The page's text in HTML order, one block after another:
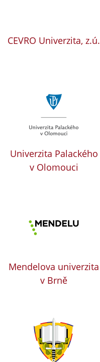
CEVRO Univerzita, z.ú.
Univerzita Palackého
v Olomouci
Mendelova univerzita
v Brně